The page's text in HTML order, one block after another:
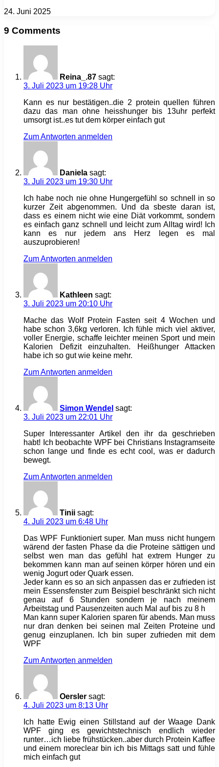
24. Juni 2025
9 Comments
Reina_.87 sagt:
3. Juli 2023 um 19:28 Uhr
Kann es nur bestätigen..die 2 protein quellen führen
dazu das man ohne heisshunger bis 13uhr perfekt
umsorgt ist..es tut dem körper einfach gut
Zum Antworten anmelden
Daniela sagt:
3. Juli 2023 um 19:30 Uhr
Ich habe noch nie ohne Hungergefühl so schnell in so
kurzer Zeit abgenommen. Und da sbeste daran ist,
dass es einem nicht wie eine Diät vorkommt, sondern
es einfach ganz schnell und leicht zum Alltag wird! Ich
kann es nur jedem ans Herz legen es mal
auszuprobieren!
Zum Antworten anmelden
Kathleen sagt:
3. Juli 2023 um 20:10 Uhr
Mache das Wolf Protein Fasten seit 4 Wochen und
habe schon 3,6kg verloren. Ich fühle mich viel aktiver,
voller Energie, schaffe leichter meinen Sport und mein
Kalorien Defizit einzuhalten. Heißhunger Attacken
habe ich so gut wie keine mehr.
Zum Antworten anmelden
Simon Wendel sagt:
3. Juli 2023 um 22:01 Uhr
Super Interessanter Artikel den ihr da geschrieben
habt! Ich beobachte WPF bei Christians Instagramseite
schon lange und finde es echt cool, was er dadurch
bewegt.
Zum Antworten anmelden
Tinii sagt:
4. Juli 2023 um 6:48 Uhr
Das WPF Funktioniert super. Man muss nicht hungern
wärend der fasten Phase da die Proteine sättigen und
selbst wen man das gefühl hat extrem Hunger zu
bekommen kann man auf seinen körper hören und ein
wenig Jogurt oder Quark essen.
Jeder kann es so an sich anpassen das er zufrieden ist
mein Essensfenster zum Beispiel beschränkt sich nicht
genau auf 6 Stunden sondern je nach meinem
Arbeitstag und Pausenzeiten auch Mal auf bis zu 8 h
Man kann super Kalorien sparen für abends. Man muss
nur dran denken bei seinen mal Zeiten Proteine und
genug einzuplanen. Ich bin super zufrieden mit dem
WPF
Zum Antworten anmelden
Oersler sagt:
4. Juli 2023 um 8:13 Uhr
Ich hatte Ewig einen Stillstand auf der Waage Dank
WPF ging es gewichtstechnisch endlich wieder
runter…ich liebe frühstücken..aber durch Protein Kaffee
und einem moreclear bin ich bis Mittags satt und fühle
mich einfach gut